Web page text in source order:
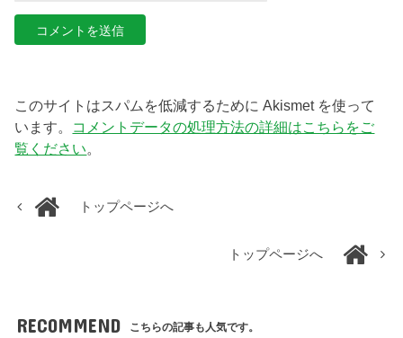
このサイトはスパムを低減するために Akismet を使って
います。 コメントデータの処理方法の詳細はこちらをご
覧ください。
トップページへ
トップページへ
RECOMMEND こちらの記事も人気です。